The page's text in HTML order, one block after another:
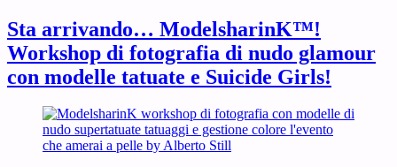
Sta arrivando… ModelsharinK™!
Workshop di fotografia di nudo glamour
con modelle tatuate e Suicide Girls!